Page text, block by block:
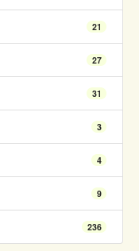
21
27
31
3
4
9
236